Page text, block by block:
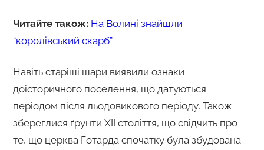
Читайте також: На Волині знайшли
“королівський скарб”
Навіть старіші шари виявили ознаки
доісторичного поселення, що датуються
періодом після льодовикового періоду. Також
збереглися ґрунти XII століття, що свідчить про
те, що церква Готарда спочатку була збудована